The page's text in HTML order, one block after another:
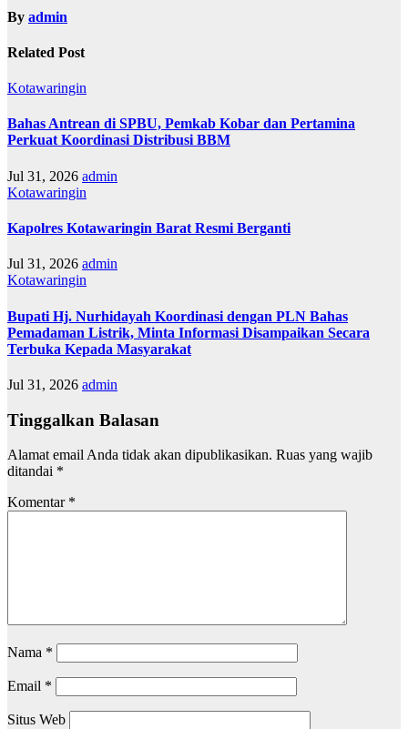
By admin
Related Post
Kotawaringin
Bahas Antrean di SPBU, Pemkab Kobar dan Pertamina
Perkuat Koordinasi Distribusi BBM
Jul 31, 2026 admin
Kotawaringin
Kapolres Kotawaringin Barat Resmi Berganti
Jul 31, 2026 admin
Kotawaringin
Bupati Hj. Nurhidayah Koordinasi dengan PLN Bahas
Pemadaman Listrik, Minta Informasi Disampaikan Secara
Terbuka Kepada Masyarakat
Jul 31, 2026 admin
Tinggalkan Balasan
Alamat email Anda tidak akan dipublikasikan. Ruas yang wajib
ditandai *
Komentar *
Nama *
Email *
Situs Web